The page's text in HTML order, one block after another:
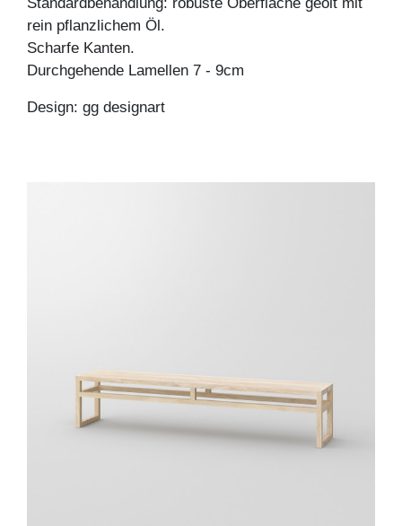
Standardbehandlung: robuste Oberfläche geölt mit
rein pflanzlichem Öl.
Scharfe Kanten.
Durchgehende Lamellen 7 - 9cm
Design: gg designart